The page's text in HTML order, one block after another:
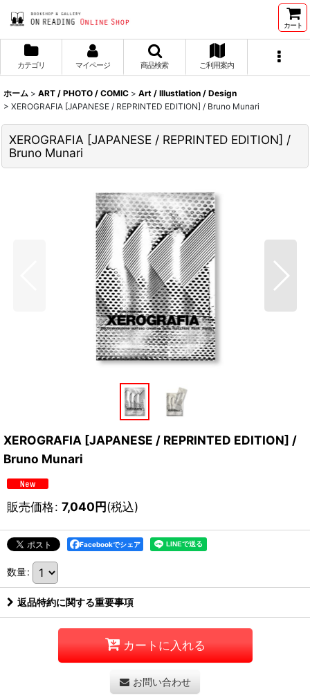
カート
カテゴリ マイページ 商品検索 ご利用案内
ホーム > ART / PHOTO / COMIC > Art / Illustlation / Design
> XEROGRAFIA [JAPANESE / REPRINTED EDITION] / Bruno Munari
XEROGRAFIA [JAPANESE / REPRINTED EDITION] /
Bruno Munari
XEROGRAFIA [JAPANESE / REPRINTED EDITION] /
Bruno Munari
販売価格: 7,040円(税込)
Facebookでシェア
数量:
返品特約に関する重要事項
カートに入れる
お問い合わせ